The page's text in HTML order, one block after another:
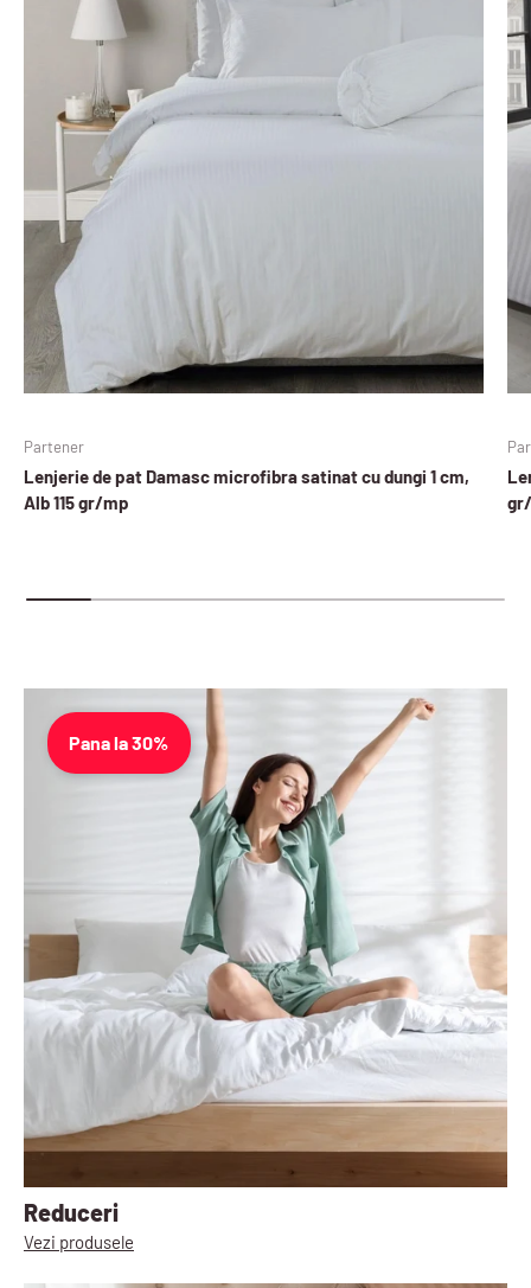
Partener
Lenjerie de pat Damasc microfibra satinat cu dungi 1 cm,
Alb 115 gr/mp
Pana la 30%
Reduceri
Vezi produsele